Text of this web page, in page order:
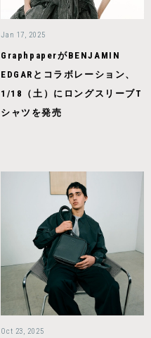
Jan 17, 2025
GraphpaperがBENJAMIN
EDGARとコラボレーション、
1/18（土）にロングスリーブT
シャツを発売
Oct 23, 2025